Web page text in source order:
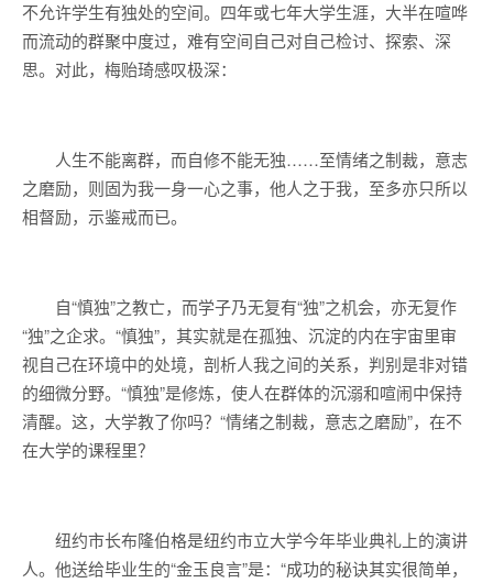
不允许学生有独处的空间。四年或七年大学生涯，大半在喧哗
而流动的群聚中度过，难有空间自己对自己检讨、探索、深
思。对此，梅贻琦感叹极深：
人生不能离群，而自修不能无独……至情绪之制裁，意志
之磨励，则固为我一身一心之事，他人之于我，至多亦只所以
相督励，示鉴戒而已。
自“慎独”之教亡，而学子乃无复有“独”之机会，亦无复作
“独”之企求。“慎独”，其实就是在孤独、沉淀的内在宇宙里审
视自己在环境中的处境，剖析人我之间的关系，判别是非对错
的细微分野。“慎独”是修炼，使人在群体的沉溺和喧闹中保持
清醒。这，大学教了你吗？“情绪之制裁，意志之磨励”，在不
在大学的课程里？
纽约市长布隆伯格是纽约市立大学今年毕业典礼上的演讲
人。他送给毕业生的“金玉良言”是：“成功的秘诀其实很简单，